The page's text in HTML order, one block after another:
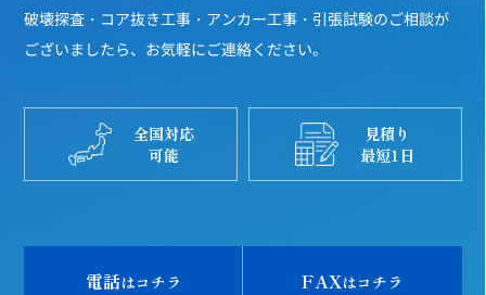
破壊探査・コア抜き工事・アンカー工事・引張試験のご相談が
ございましたら、お気軽にご連絡ください。
全国対応
可能
見積り
最短1日
電話はコチラ FAXはコチラ